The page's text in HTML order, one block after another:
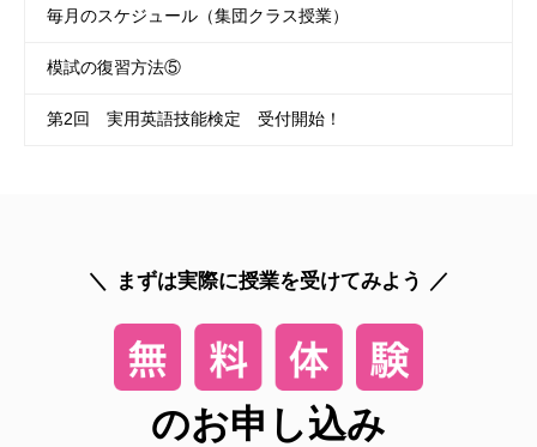
毎月のスケジュール（集団クラス授業）
模試の復習方法⑤
第2回 実用英語技能検定 受付開始！
まずは実際に授業を受けてみよう
のお申し込み